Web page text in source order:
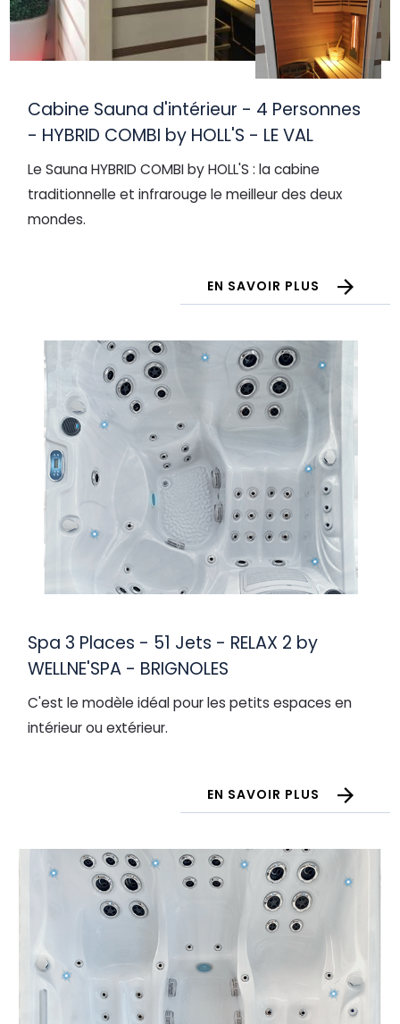
Cabine Sauna d'intérieur - 4 Personnes
- HYBRID COMBI by HOLL'S - LE VAL
Le Sauna HYBRID COMBI by HOLL'S : la cabine
traditionnelle et infrarouge le meilleur des deux
mondes.
EN SAVOIR PLUS
Spa 3 Places - 51 Jets - RELAX 2 by
WELLNE'SPA - BRIGNOLES
C'est le modèle idéal pour les petits espaces en
intérieur ou extérieur.
EN SAVOIR PLUS